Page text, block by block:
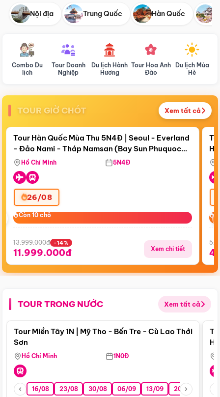
Nội địa Trung Quốc Hàn Quốc
Combo Du
lịch
Tour Doanh
Nghiệp
Du lịch Hành
Hương
Tour Hoa Anh
Đào
Du lịch Mùa
Hè
TOUR GIỜ CHÓT Xem tất cả
Còn17 ngày 19:05:37
Bay Sun Phuquoc Airways
Điểm nổi bật
Tour Hàn Quốc Mùa Thu 5N4Đ | Seoul - Everland
- Đảo Nami - Tháp Namsan (Bay Sun Phuquoc
Airways)
Hồ Chí Minh 5N4Đ
26/08
Còn 10 chỗ
Còn 10 chỗ
13.999.000đ -14%
11.999.000đ Xem chi tiết
TOUR TRONG NƯỚC Xem tất cả
Điểm nổi bật
Tour Miền Tây 1N | Mỹ Tho - Bến Tre - Cù Lao Thới
Sơn
Hồ Chí Minh 1N0Đ
16/08 23/08 30/08 06/09 13/09 20/09 27/09